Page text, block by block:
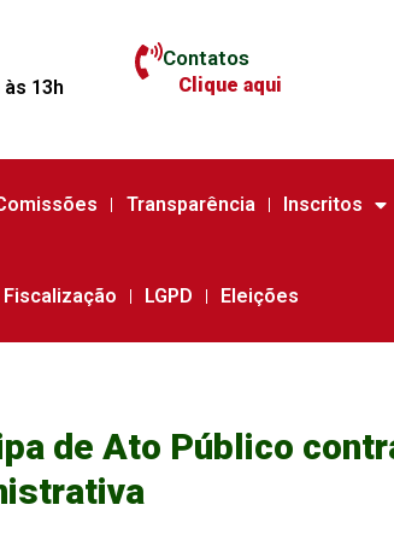
13h
Contatos
Clique aqui
Transparência Inscritos
LGPD Eleições
de Ato Público